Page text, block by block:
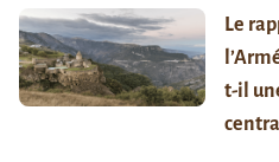
Le
t-il